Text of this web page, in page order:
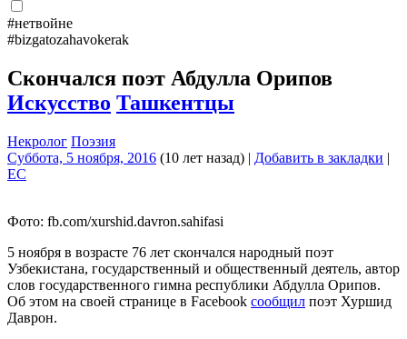
#нетвойне
#bizgatozahavokerak
Скончался поэт Абдулла Орипов
Искусство Ташкентцы
Некролог Поэзия
Суббота, 5 ноября, 2016 (10 лет назад) | Добавить в закладки |
EC
Фото: fb.com/xurshid.davron.sahifasi
5 ноября в возрасте 76 лет скончался народный поэт
Узбекистана, государственный и общественный деятель, автор
слов государственного гимна республики Абдулла Орипов.
Об этом на своей странице в Facebook сообщил поэт Хуршид
Даврон.